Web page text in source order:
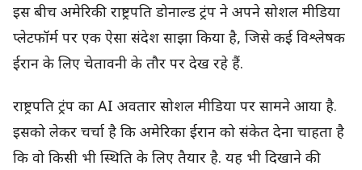
इस बीच अमेरिकी राष्ट्रपति डोनाल्ड ट्रंप ने अपने सोशल मीडिया
प्लेटफॉर्म पर एक ऐसा संदेश साझा किया है, जिसे कई विश्लेषक
ईरान के लिए चेतावनी के तौर पर देख रहे हैं.
राष्ट्रपति ट्रंप का AI अवतार सोशल मीडिया पर सामने आया है.
इसको लेकर चर्चा है कि अमेरिका ईरान को संकेत देना चाहता है
कि वो किसी भी स्थिति के लिए तैयार है. यह भी दिखाने की